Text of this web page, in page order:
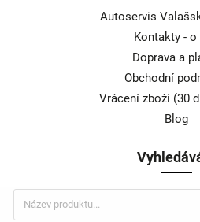
Autoservis
Kontakty - o
Doprava a
Obchodní
Vrácení zboží (30
Blog